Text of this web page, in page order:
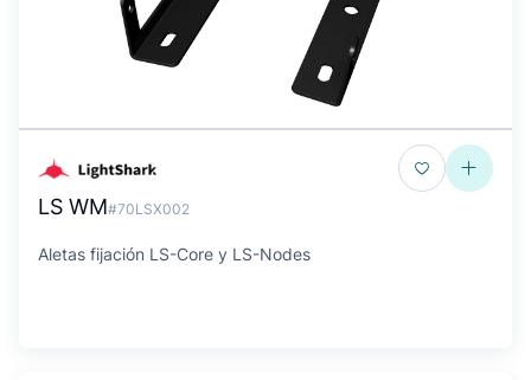
LS WM#70LSX002
Aletas fijación LS-Core y LS-Nodes